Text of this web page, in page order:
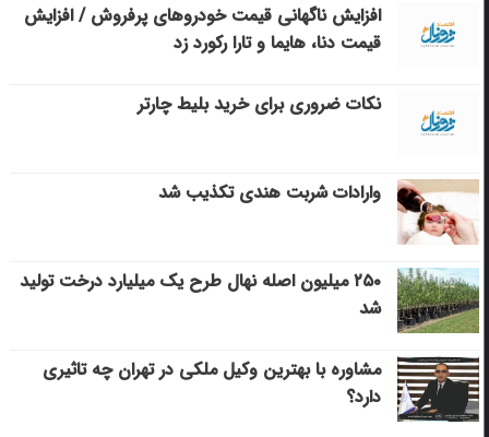
افزایش ناگهانی قیمت خودروهای پرفروش / افزایش
قیمت دنا، هایما و تارا رکورد زد
نکات ضروری برای خرید بلیط چارتر
وارادات شربت هندی تکذیب شد
۲۵۰ میلیون اصله نهال طرح یک میلیارد درخت تولید
شد
مشاوره با بهترین وکیل ملکی در تهران چه تاثیری
دارد؟